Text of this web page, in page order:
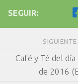
SEGUIR:
Café y Té del
de 2016